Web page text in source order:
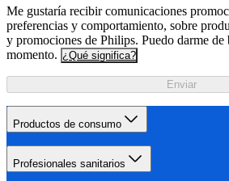
Me gustaría recibir comunicaciones
preferencias y comportamiento, sobre
y promociones de Philips. Puedo darme de
momento. ¿Qué significa?
Enviar
Productos de consumo
Profesionales sanitarios